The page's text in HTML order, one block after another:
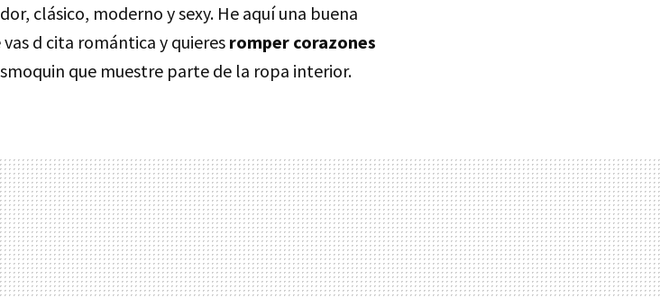
clásico, moderno y sexy. He aquí una buena
vas d cita romántica y quieres romper corazones
que muestre parte de la ropa interior.